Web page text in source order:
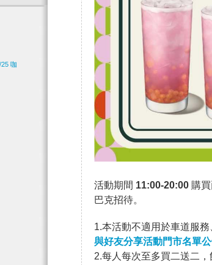
咖
活動期間 11:00-20:00 購
巴克招待。
1.本活動不適用於車道服
與好友分享活動門市名單
2.每人每次至多買二送二，